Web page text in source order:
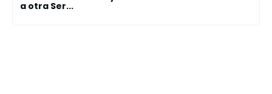
a otra Ser...